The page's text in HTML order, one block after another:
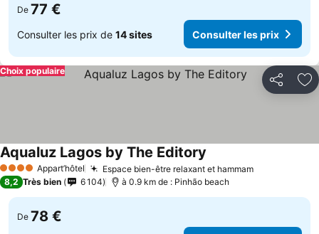
De 77 €
Consulter les prix de 14 sites Consulter les prix
Partager
Choix populaire
4 Étoiles Appart’hôtel Espace bien-être relaxant et hammamConsulter
Aqualuz Lagos by The Editory
8,2 Très bien 6 104 à 0.9 km de : Pinhão beach
De 78 €